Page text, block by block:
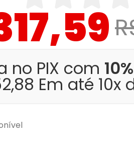
no PIX com
Em até 10x